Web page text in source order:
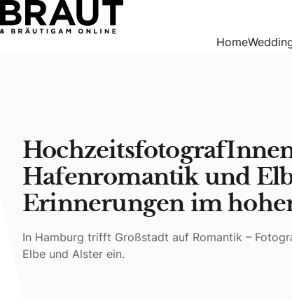
HochzeitsfotografInnen in Hamburg: Hafenromantik
Home
Hafenromantik und
Erinnerungen im
In Hamburg trifft Großstadt auf Romantik –
Elbe und Alster ein.